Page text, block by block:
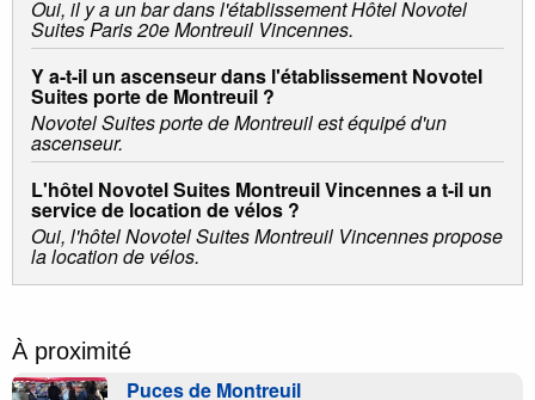
Oui, il y a un bar dans l'établissement Hôtel Novotel
Suites Paris 20e Montreuil Vincennes.
Y a-t-il un ascenseur dans l'établissement Novotel
Suites porte de Montreuil ?
Novotel Suites porte de Montreuil est équipé d'un
ascenseur.
L'hôtel Novotel Suites Montreuil Vincennes a t-il un
service de location de vélos ?
Oui, l'hôtel Novotel Suites Montreuil Vincennes propose
la location de vélos.
À proximité
Puces de Montreuil